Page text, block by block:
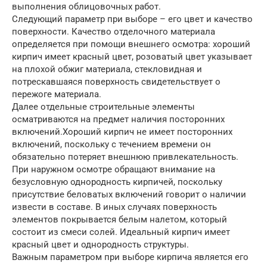
выполнения облицовочных работ.
Следующий параметр при выборе – его цвет и качество
поверхности. Качество отделочного материала
определяется при помощи внешнего осмотра: хороший
кирпич имеет красный цвет, розоватый цвет указывает
на плохой обжиг материала, стекловидная и
потрескавшаяся поверхность свидетельствует о
пережоге материала.
Далее отдельные строительные элементы
осматриваются на предмет наличия посторонних
включений.Хороший кирпич не имеет посторонних
включений, поскольку с течением времени он
обязательно потеряет внешнюю привлекательность.
При наружном осмотре обращают внимание на
безусловную однородность кирпичей, поскольку
присутствие беловатых включений говорит о наличии
извести в составе. В иных случаях поверхность
элементов покрывается белым налетом, который
состоит из смеси солей. Идеальный кирпич имеет
красный цвет и однородность структуры.
Важным параметром при выборе кирпича является его